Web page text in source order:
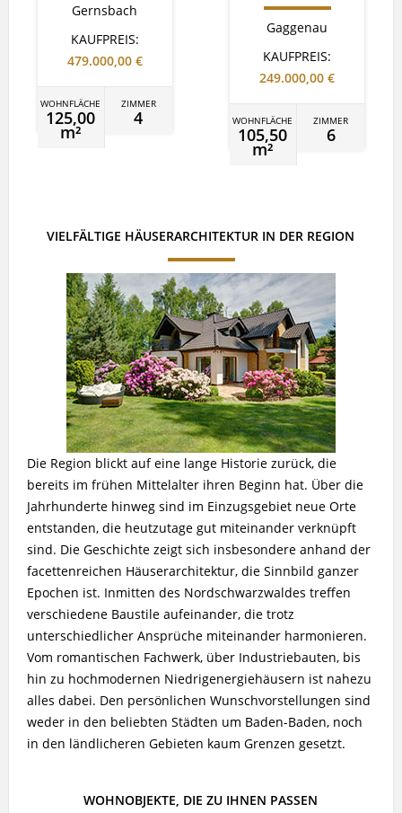
Gernsbach
KAUFPREIS:
479.000,00 €
WOHNFLÄCHE
125,00
m²
ZIMMER
4
Gaggenau
KAUFPREIS:
249.000,00 €
WOHNFLÄCHE
105,50
m²
ZIMMER
6
VIELFÄLTIGE HÄUSERARCHITEKTUR IN DER REGION
Die Region blickt auf eine lange Historie zurück, die
bereits im frühen Mittelalter ihren Beginn hat. Über die
Jahrhunderte hinweg sind im Einzugsgebiet neue Orte
entstanden, die heutzutage gut miteinander verknüpft
sind. Die Geschichte zeigt sich insbesondere anhand der
facettenreichen Häuserarchitektur, die Sinnbild ganzer
Epochen ist. Inmitten des Nordschwarzwaldes treffen
verschiedene Baustile aufeinander, die trotz
unterschiedlicher Ansprüche miteinander harmonieren.
Vom romantischen Fachwerk, über Industriebauten, bis
hin zu hochmodernen Niedrigenergiehäusern ist nahezu
alles dabei. Den persönlichen Wunschvorstellungen sind
weder in den beliebten Städten um Baden-Baden, noch
in den ländlicheren Gebieten kaum Grenzen gesetzt.
WOHNOBJEKTE, DIE ZU IHNEN PASSEN